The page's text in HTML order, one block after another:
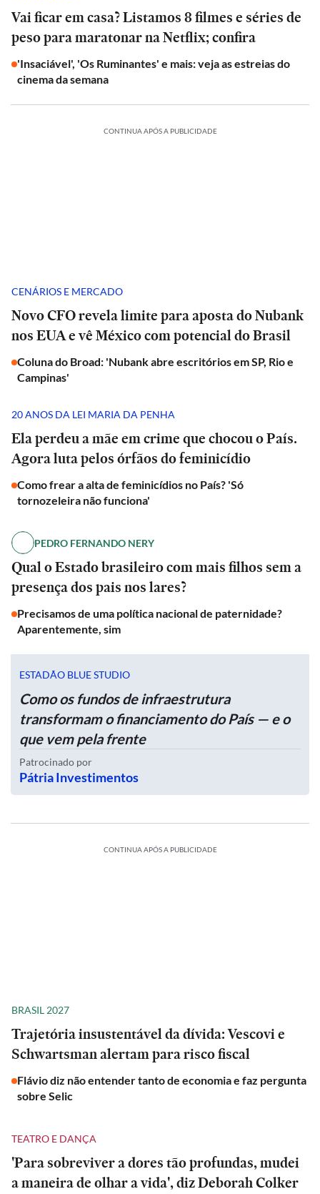
Vai ficar em casa? Listamos 8 filmes e séries de
peso para maratonar na Netflix; confira
'Insaciável', 'Os Ruminantes' e mais: veja as estreias do
cinema da semana
CONTINUA APÓS A PUBLICIDADE
CENÁRIOS E MERCADO
Novo CFO revela limite para aposta do Nubank
nos EUA e vê México com potencial do Brasil
Coluna do Broad: 'Nubank abre escritórios em SP, Rio e
Campinas'
20 ANOS DA LEI MARIA DA PENHA
Ela perdeu a mãe em crime que chocou o País.
Agora luta pelos órfãos do feminicídio
Como frear a alta de feminicídios no País? 'Só
tornozeleira não funciona'
PEDRO FERNANDO NERY
Qual o Estado brasileiro com mais filhos sem a
presença dos pais nos lares?
Precisamos de uma política nacional de paternidade?
Aparentemente, sim
ESTADÃO BLUE STUDIO
Como os fundos de infraestrutura
transformam o financiamento do País — e o
que vem pela frente
Patrocinado por
Pátria Investimentos
CONTINUA APÓS A PUBLICIDADE
BRASIL 2027
Trajetória insustentável da dívida: Vescovi e
Schwartsman alertam para risco fiscal
Flávio diz não entender tanto de economia e faz pergunta
sobre Selic
TEATRO E DANÇA
'Para sobreviver a dores tão profundas, mudei
a maneira de olhar a vida', diz Deborah Colker